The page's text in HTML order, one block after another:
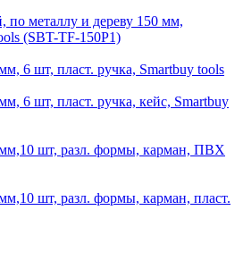
по металлу и дереву 150 мм,
(SBT-TF-150P1)
6 шт, пласт. ручка, Smartbuy tools
6 шт, пласт. ручка, кейс, Smartbuy
шт, разл. формы, карман, ПВХ
шт, разл. формы, карман, пласт.